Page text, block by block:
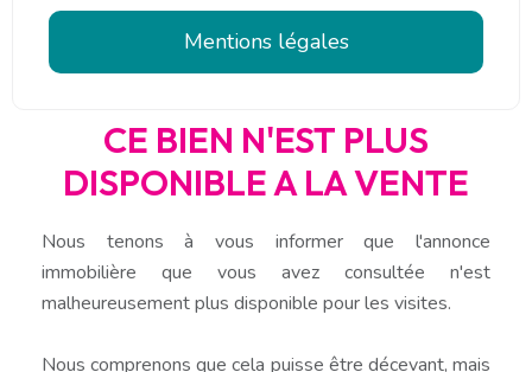
Mentions légales
CE BIEN N'EST PLUS
DISPONIBLE A LA VENTE
Nous tenons à vous informer que l'annonce
immobilière que vous avez consultée n'est
malheureusement plus disponible pour les visites.
Nous comprenons que cela puisse être décevant, mais